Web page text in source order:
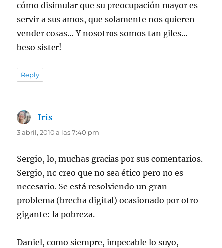
cómo disimular que su preocupación mayor es
servir a sus amos, que solamente nos quieren
vender cosas… Y nosotros somos tan giles…
beso sister!
Reply
Iris
3 abril, 2010 a las 7:40 pm
Sergio, lo, muchas gracias por sus comentarios.
Sergio, no creo que no sea ético pero no es
necesario. Se está resolviendo un gran
problema (brecha digital) ocasionado por otro
gigante: la pobreza.
Daniel, como siempre, impecable lo suyo,